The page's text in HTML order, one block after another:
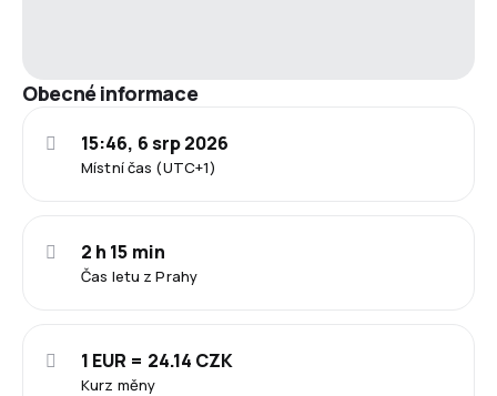
Obecné informace
Místní čas (UTC+1)
15:46, 6 srp 2026
Čas letu z Prahy
2 h 15 min
Kurz měny
1 EUR = 24.14 CZK